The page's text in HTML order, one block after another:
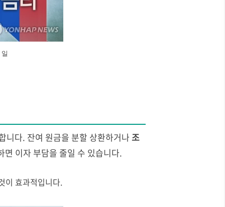
니다. 잔여 원금을 분할 상환하거나 조
이자 부담을 줄일 수 있습니다.
이 효과적입니다.